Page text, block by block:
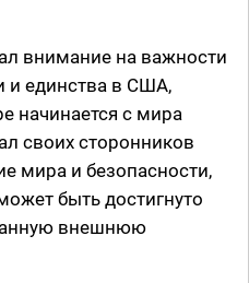
внимание на важности
и единства в США,
начинается с мира
своих сторонников
мира и безопасности,
быть достигнуто
внешнюю